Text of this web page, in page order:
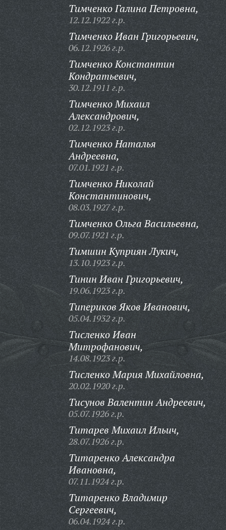
Тимченко Галина Петровна,
12.12.1922 г.р.
Тимченко Иван Григорьевич,
06.12.1926 г.р.
Тимченко Константин
Кондратьевич,
30.12.1911 г.р.
Тимченко Михаил
Александрович,
02.12.1923 г.р.
Тимченко Наталья
Андреевна,
07.01.1921 г.р.
Тимченко Николай
Константинович,
08.03.1927 г.р.
Тимченко Ольга Васильевна,
09.07.1921 г.р.
Тимшин Куприян Лукич,
13.10.1923 г.р.
Тинин Иван Григорьевич,
19.06.1923 г.р.
Типериков Яков Иванович,
05.04.1932 г.р.
Тисленко Иван
Митрофанович,
14.08.1923 г.р.
Тисленко Мария Михайловна,
20.02.1920 г.р.
Тисунов Валентин Андреевич,
05.07.1926 г.р.
Титарев Михаил Ильич,
28.07.1926 г.р.
Титаренко Александра
Ивановна,
07.11.1924 г.р.
Титаренко Владимир
Сергеевич,
06.04.1924 г.р.